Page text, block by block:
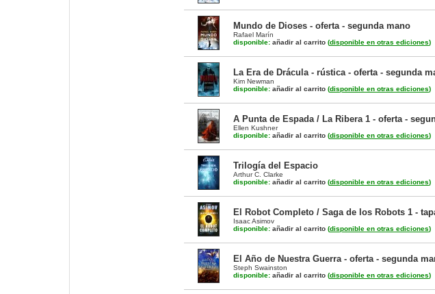
Mundo de Dioses - oferta - segunda mano
Rafael Marín
disponible: añadir al carrito (disponible en otras ediciones)
La Era de Drácula - rústica - oferta - segunda
Kim Newman
disponible: añadir al carrito (disponible en otras ediciones)
A Punta de Espada / La Ribera 1 - oferta -
Ellen Kushner
disponible: añadir al carrito (disponible en otras ediciones)
Trilogía del Espacio
Arthur C. Clarke
disponible: añadir al carrito (disponible en otras ediciones)
El Robot Completo / Saga de los Robots 1 -
Isaac Asimov
disponible: añadir al carrito (disponible en otras ediciones)
El Año de Nuestra Guerra - oferta - segunda
Steph Swainston
disponible: añadir al carrito (disponible en otras ediciones)